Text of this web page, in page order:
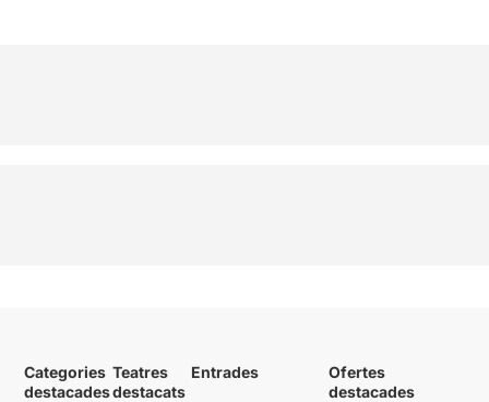
Categories
destacades
Teatres
destacats
Entrades
Ofertes
destacades